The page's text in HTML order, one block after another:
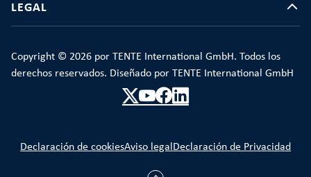
LEGAL
Copyright © 2026 por TENTE International GmbH. Todos los
derechos reservados. Diseñado por TENTE International GmbH
Declaración de cookiesAviso legal Declaración de Privacidad